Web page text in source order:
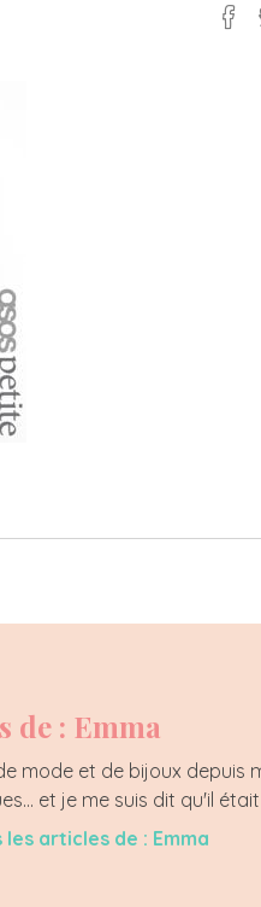
de : Emma
mode et de bijoux depuis
et je me suis dit qu'il
articles de : Emma